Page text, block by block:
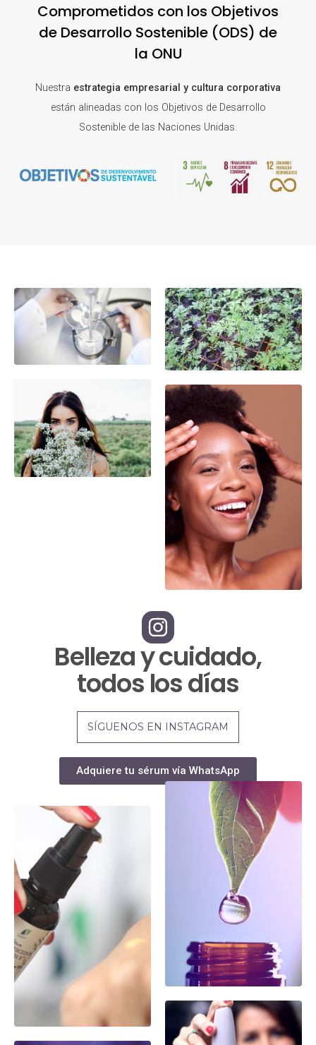
Comprometidos con los Objetivos
de Desarrollo Sostenible (ODS) de
la ONU
Nuestra estrategia empresarial y cultura corporativa
están alineadas con los Objetivos de Desarrollo
Sostenible de las Naciones Unidas.
Belleza y cuidado,
todos los días
SÍGUENOS EN INSTAGRAM
Adquiere tu sérum vía WhatsApp